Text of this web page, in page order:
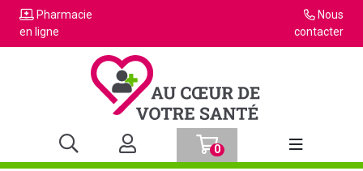
Pharmacie
en ligne
Nous
contacter
0
Afficher la